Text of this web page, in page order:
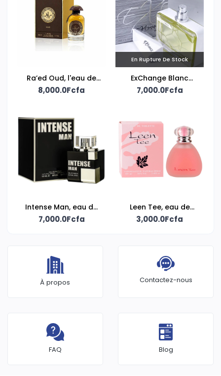
Ra’ed Oud, l'eau de
parfum mixte Lattafa
8,000.0Fcfa
En Rupture De Stock
ExChange Blanc
Edition Unlimited, eau
7,000.0Fcfa
Intense Man, eau de
parfum 100ml signée
7,000.0Fcfa
Leen Tee, eau de
toilette 100ml
3,000.0Fcfa
À propos Contactez-nous
FAQ Blog